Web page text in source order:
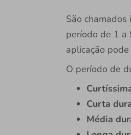
São
período de 1 a
aplicação
O período de
Curta
Média